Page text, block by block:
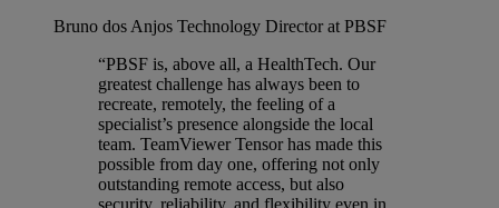
Bruno dos Anjos Technology Director at PBSF
“PBSF is, above all, a HealthTech. Our
greatest challenge has always been to
recreate, remotely, the feeling of a
specialist’s presence alongside the local
team. TeamViewer Tensor has made this
possible from day one, offering not only
outstanding remote access, but also
security, reliability, and flexibility even in